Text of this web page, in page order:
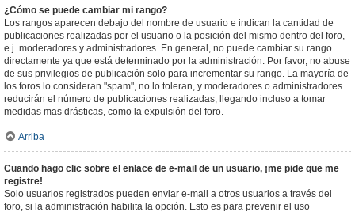
¿Cómo se puede cambiar mi rango?
Los rangos aparecen debajo del nombre de usuario e indican la cantidad de
publicaciones realizadas por el usuario o la posición del mismo dentro del foro,
e.j. moderadores y administradores. En general, no puede cambiar su rango
directamente ya que está determinado por la administración. Por favor, no abuse
de sus privilegios de publicación solo para incrementar su rango. La mayoría de
los foros lo consideran "spam", no lo toleran, y moderadores o administradores
reducirán el número de publicaciones realizadas, llegando incluso a tomar
medidas mas drásticas, como la expulsión del foro.
Arriba
Cuando hago clic sobre el enlace de e-mail de un usuario, ¡me pide que me
registre!
Solo usuarios registrados pueden enviar e-mail a otros usuarios a través del
foro, si la administración habilita la opción. Esto es para prevenir el uso